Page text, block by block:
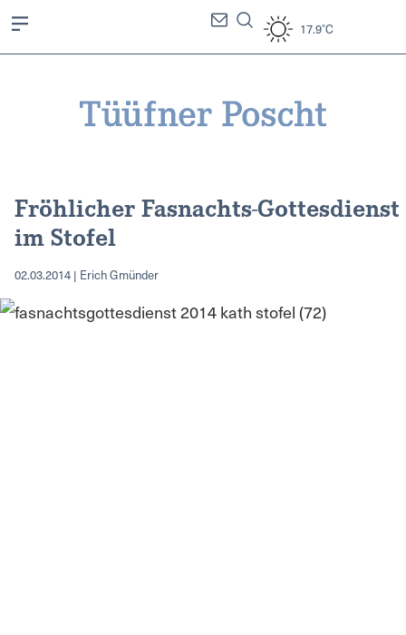
17.9°C
Fröhlicher Fasnachts-Gottesdienst
im Stofel
02.03.2014 | Erich Gmünder